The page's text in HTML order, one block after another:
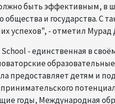
быть эффективным, в
общества и государства. С
успехов", - отметил Мурад
School - единственная в
предоставляет детям и
годы, Международная